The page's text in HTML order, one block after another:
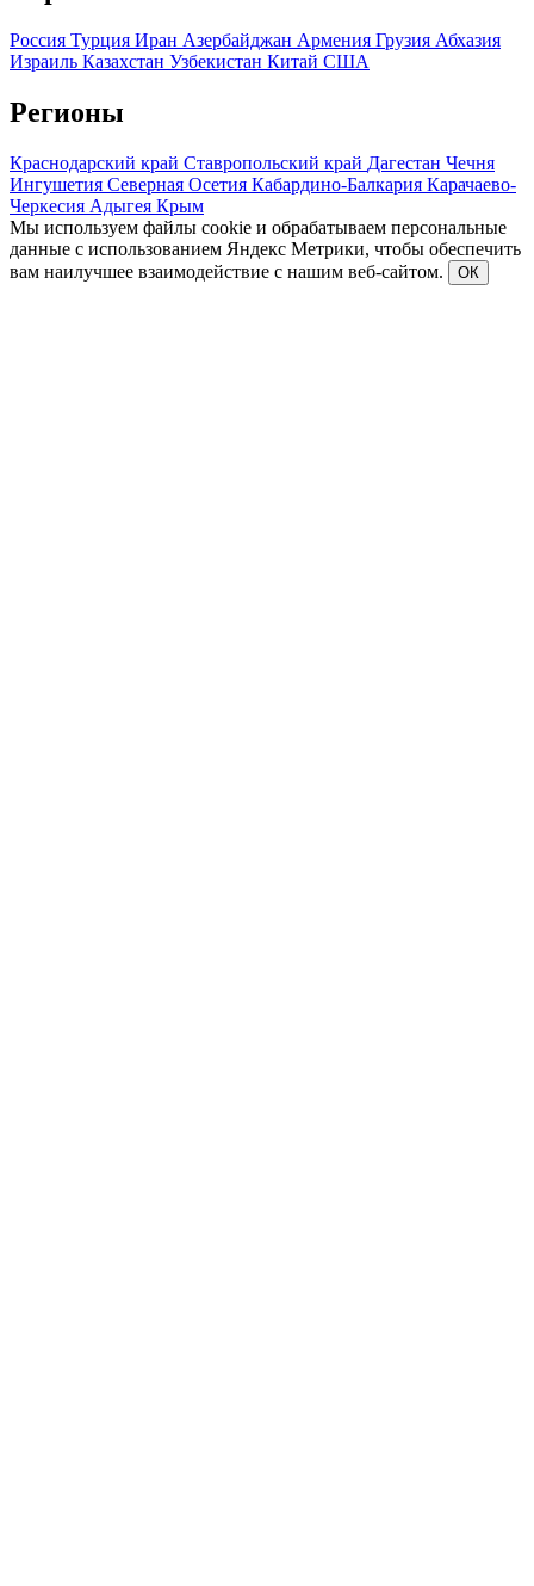
Россия Турция Иран Азербайджан Армения Грузия Абхазия
Израиль Казахстан Узбекистан Китай США
Регионы
Краснодарский край Ставропольский край Дагестан Чечня
Ингушетия Северная Осетия Кабардино-Балкария Карачаево-
Черкесия Адыгея Крым
Мы используем файлы cookie и обрабатываем персональные
данные с использованием Яндекс Метрики, чтобы обеспечить
вам наилучшее взаимодействие с нашим веб-сайтом.
ОК